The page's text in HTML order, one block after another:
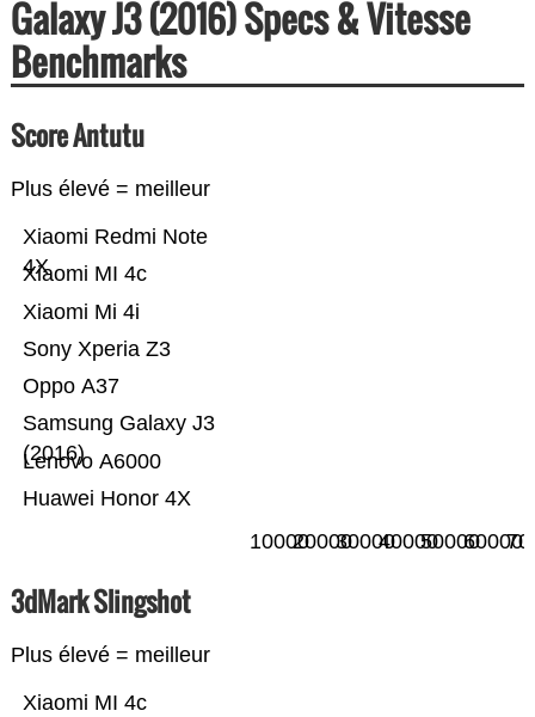
Galaxy J3 (2016) Specs & Vitesse
Benchmarks
Score Antutu
Plus élevé = meilleur
Huawei Honor 4X
Lenovo A6000
Samsung Galaxy J3
(2016)
Oppo A37
Sony Xperia Z3
Xiaomi Mi 4i
Xiaomi MI 4c
Xiaomi Redmi Note
4X
100002000030000400005000060000
3dMark Slingshot
Plus élevé = meilleur
Xiaomi MI 4c